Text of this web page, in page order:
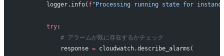
        logger.info(
f"Processing running state for
        try
:
            # アラームが既に存在するかチェック
            response
= cloudwatch.describe_alarms(